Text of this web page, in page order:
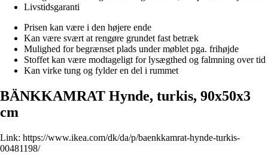
Livstidsgaranti
Prisen kan være i den højere ende
Kan være svært at rengøre grundet fast betræk
Mulighed for begrænset plads under møblet pga. frihøjde
Stoffet kan være modtageligt for lysægthed og falmning over tid
Kan virke tung og fylder en del i rummet
BÄNKKAMRAT Hynde, turkis, 90x50x3
cm
Link: https://www.ikea.com/dk/da/p/baenkkamrat-hynde-turkis-
00481198/